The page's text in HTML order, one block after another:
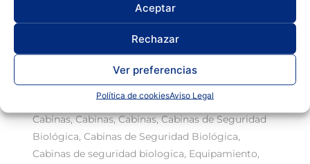
Aceptar
Rechazar
Ver preferencias
Política de cookiesAviso Legal
Cabinas,Cabinas,Cabinas,Cabinas de Seguridad
Biológica, Cabinas de Seguridad Biológica,
Cabinas de seguridad biologica, Equipamiento,